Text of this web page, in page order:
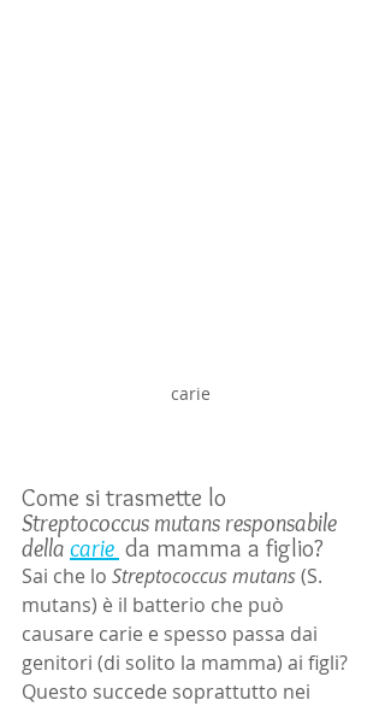
carie
Come si trasmette lo
Streptococcus mutans responsabile
della carie da mamma a figlio?
Sai che lo Streptococcus mutans (S.
mutans) è il batterio che può
causare carie e spesso passa dai
genitori (di solito la mamma) ai figli?
Questo succede soprattutto nei